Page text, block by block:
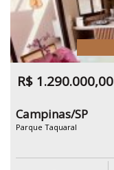
R$ 1.290.000,00
Campinas/SP
Parque Taquaral